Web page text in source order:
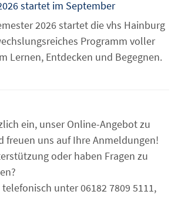
startet im September
2026 startet die vhs Hainburg
Programm voller
Lernen, Entdecken und Begegnen.
ein, unser Online-Angebot zu
freuen uns auf Ihre Anmeldungen!
oder haben Fragen zu
unter 06182 7809 5111,